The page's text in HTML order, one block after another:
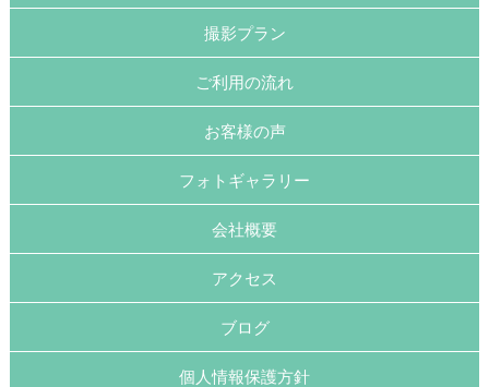
撮影プラン
ご利用の流れ
お客様の声
フォトギャラリー
会社概要
アクセス
ブログ
個人情報保護方針